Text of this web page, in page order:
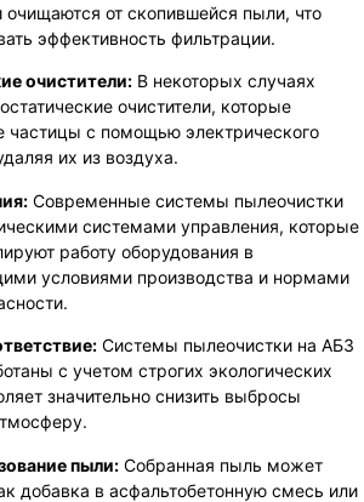
от скопившейся пыли, что
эффективность фильтрации.
очистители: В некоторых случаях
очистители, которые
частицы с помощью электрического
их из воздуха.
Современные системы пылеочистки
системами управления, которые
работу оборудования в
условиями производства и нормами
Системы пылеочистки на АБЗ
с учетом строгих экологических
значительно снизить выбросы
пыли: Собранная пыль может
добавка в асфальтобетонную смесь или